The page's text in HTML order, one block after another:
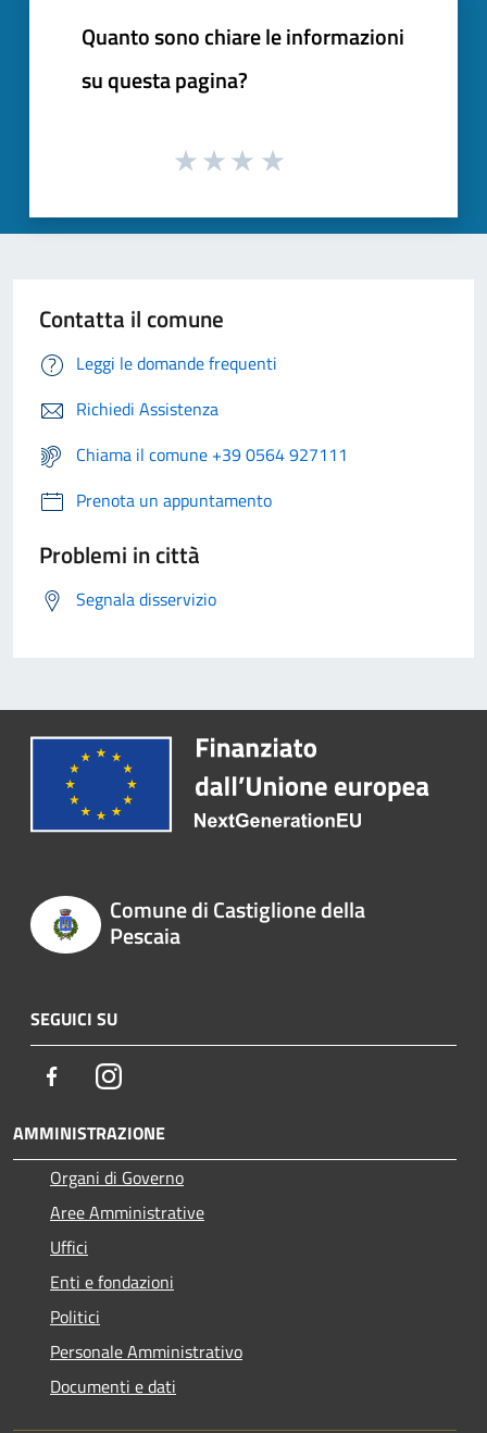
Quanto sono chiare le informazioni
su questa pagina?
Contatta il comune
Leggi le domande frequenti
Richiedi Assistenza
Chiama il comune +39 0564 927111
Prenota un appuntamento
Problemi in città
Segnala disservizio
Comune di Castiglione della
Pescaia
SEGUICI SU
FacebookInstagram
AMMINISTRAZIONE
Organi di Governo
Aree Amministrative
Uffici
Enti e fondazioni
Politici
Personale Amministrativo
Documenti e dati